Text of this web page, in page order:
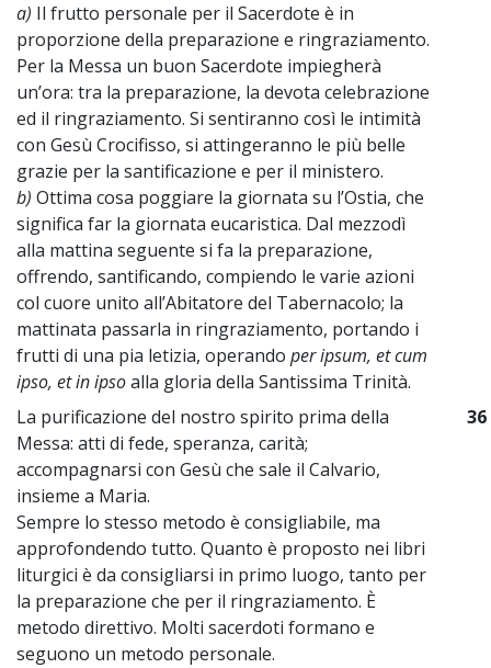
a) Il frutto personale per il Sacerdote è in
proporzione della preparazione e ringraziamento.
Per la Messa un buon Sacerdote impiegherà
un’ora: tra la preparazione, la devota celebrazione
ed il ringraziamento. Si sentiranno così le intimità
con Gesù Crocifisso, si attingeranno le più belle
grazie per la santificazione e per il ministero.
b) Ottima cosa poggiare la giornata su l’Ostia, che
significa far la giornata eucaristica. Dal mezzodì
alla mattina seguente si fa la preparazione,
offrendo, santificando, compiendo le varie azioni
col cuore unito all’Abitatore del Tabernacolo; la
mattinata passarla in ringraziamento, portando i
frutti di una pia letizia, operando per ipsum, et cum
ipso, et in ipsoalla gloria della Santissima Trinità.
La purificazione del nostro spirito prima della
Messa: atti di fede, speranza, carità;
accompagnarsi con Gesù che sale il Calvario,
insieme a Maria.
Sempre lo stesso metodo è consigliabile, ma
approfondendo tutto. Quanto è proposto nei libri
liturgici è da consigliarsi in primo luogo, tanto per
la preparazione che per il ringraziamento. È
metodo direttivo. Molti sacerdoti formano e
seguono un metodo personale.
36